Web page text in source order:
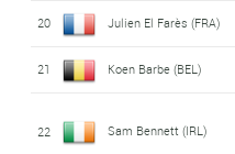
20 Julien El Farès (FRA)
21 Koen Barbe (BEL)
22 Sam Bennett (IRL)